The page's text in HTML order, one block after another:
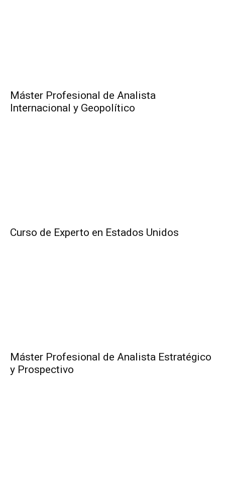
Máster Profesional de Analista
Internacional y Geopolítico
Curso de Experto en Estados Unidos
Máster Profesional de Analista Estratégico
y Prospectivo